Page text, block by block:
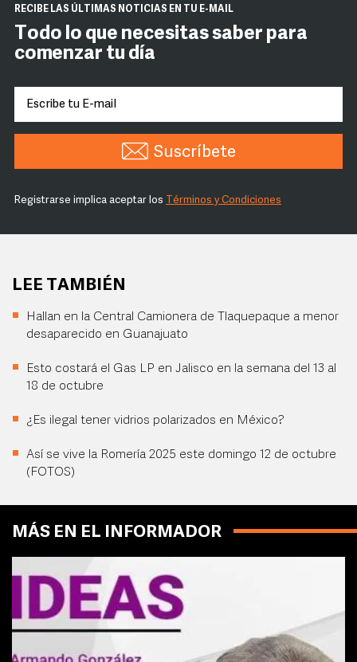
RECIBE LAS ÚLTIMAS NOTICIAS EN TU E-MAIL
Todo lo que necesitas saber para
comenzar tu día
Suscríbete
Registrarse implica aceptar los Términos y Condiciones
LEE TAMBIÉN
Hallan en la Central Camionera de Tlaquepaque a menor
desaparecido en Guanajuato
Esto costará el Gas LP en Jalisco en la semana del 13 al
18 de octubre
¿Es ilegal tener vidrios polarizados en México?
Así se vive la Romería 2025 este domingo 12 de octubre
(FOTOS)
MÁS EN EL INFORMADOR